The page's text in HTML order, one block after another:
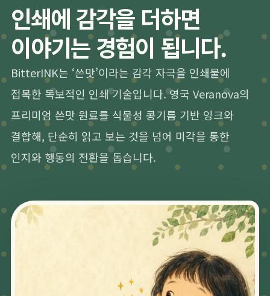
인쇄에 감각을 더하면
이야기는 경험이 됩니다.
BitterINK는 ‘쓴맛’이라는 감각 자극을 인쇄물에
접목한 독보적인 인쇄 기술입니다. 영국 Veranova의
프리미엄 쓴맛 원료를 식물성 콩기름 기반 잉크와
결합해, 단순히 읽고 보는 것을 넘어 미각을 통한
인지와 행동의 전환을 돕습니다.